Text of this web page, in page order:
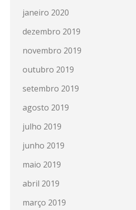
janeiro 2020
dezembro 2019
novembro 2019
outubro 2019
setembro 2019
agosto 2019
julho 2019
junho 2019
maio 2019
abril 2019
março 2019